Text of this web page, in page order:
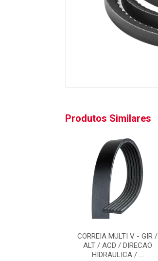
Produtos Similares
CORREIA MULTI V - GIR /
ALT / ACD / DIRECAO
HIDRAULICA / ...